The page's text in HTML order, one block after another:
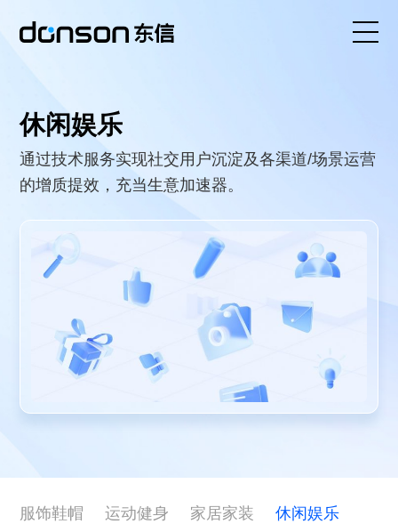
营销产品矩阵
解决方案
关于东信
ESG
休闲娱乐
通过技术服务实现社交用户沉淀及各渠道/场景运营
的增质提效，充当生意加速器。
服饰鞋帽 运动健身 家居家装 休闲娱乐